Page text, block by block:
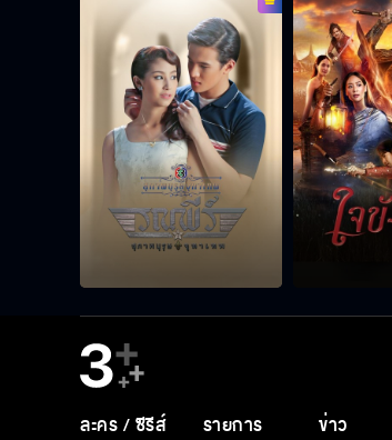
ละคร / ซีรีส์ รายการ ข่าว